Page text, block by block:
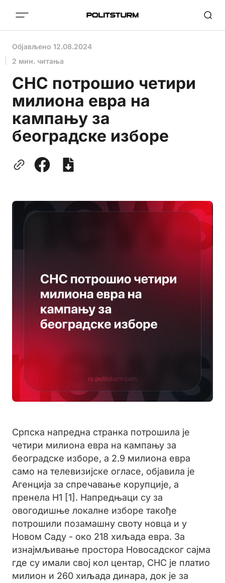
Објављено 12.08.2024
2 мин. читања
СНС потрошио четири
милиона евра на
кампању за
београдске изборе
Српска напредна странка потрошила је
четири милиона евра на кампању за
београдске изборе, а 2.9 милиона евра
само на телевизијске огласе, објавила је
Агенција за спречавање корупције, а
пренела Н1 [1]. Напредњаци су за
овогодишње локалне изборе такође
потрошили позамашну своту новца и у
Новом Саду - око 218 хиљада евра. За
изнајмљивање простора Новосадског сајма
где су имали свој кол центар, СНС је платио
милион и 260 хиљада динара, док је за